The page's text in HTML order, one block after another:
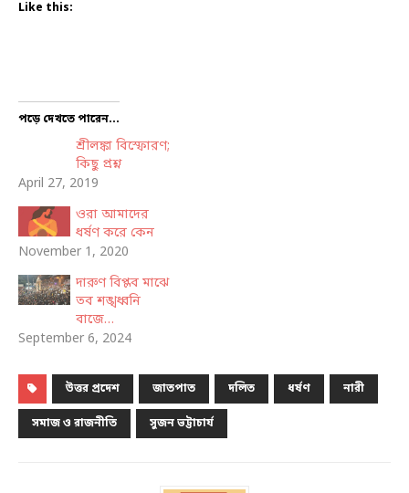
Like this:
পড়ে দেখতে পারেন...
শ্রীলঙ্কা বিস্ফোরণ;
কিছু প্রশ্ন
April 27, 2019
ওরা আমাদের
ধর্ষণ করে কেন
November 1, 2020
দারুণ বিপ্লব মাঝে
তব শঙ্খধ্বনি
বাজে…
September 6, 2024
উত্তর প্রদেশ জাতপাত দলিত ধর্ষণ নারী
সমাজ ও রাজনীতি সুজন ভট্টাচার্য